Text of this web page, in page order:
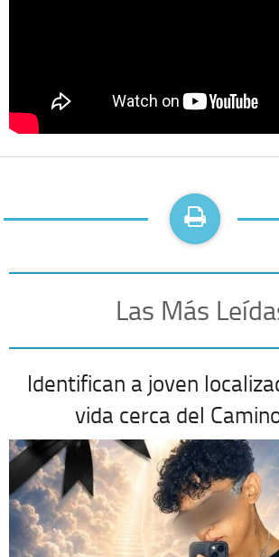
Las Más
Identifican a joven
vida cerca del